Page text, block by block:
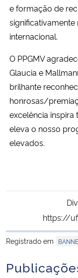
e formação de
internacional.
O PPGMV
Glaucia e
brilhante
honrosas/
excelência
eleva o nosso
elevados.
https://
Registrado em